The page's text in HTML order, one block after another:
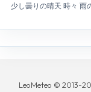
少し曇りの晴天 時々 雨
LeoMeteo © 2013-